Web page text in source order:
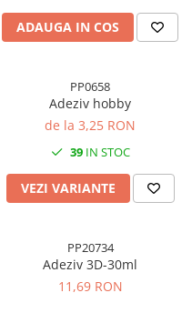
ADAUGA IN COS
PP0658
Adeziv hobby
de la 3,25 RON
39IN STOC
VEZI VARIANTE
PP20734
Adeziv 3D-30ml
11,69 RON